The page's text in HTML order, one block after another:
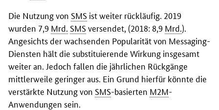
Die Nutzung von SMS ist weiter rückläufig. 2019
wurden 7,9 Mrd. SMSversendet, (2018: 8,9 Mrd. ).
Angesichts der wachsenden Popularität von Messaging-
Diensten hält die substituierende Wirkung insgesamt
weiter an. Jedoch fallen die jährlichen Rückgänge
mittlerweile geringer aus. Ein Grund hierfür könnte die
verstärkte Nutzung von SMS-basierten M2M-
Anwendungen sein.